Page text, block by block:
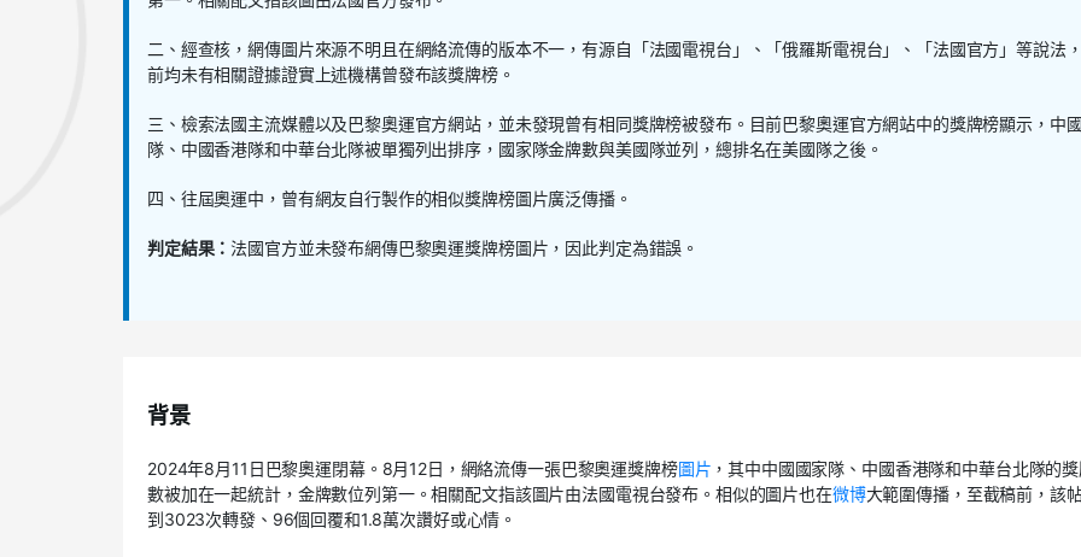
二、經查核，網傳圖片來源不明且在網絡流傳的版本不一，有源自「法國電視台」、「俄羅斯電視台」、「法國官方」等說法
前均未有相關證據證實上述機構曾發布該獎牌榜。
三、檢索法國主流媒體以及巴黎奧運官方網站，並未發現曾有相同獎牌榜被發布。目前巴黎奧運官方網站中的獎牌榜顯示，中
隊、中國香港隊和中華台北隊被單獨列出排序，國家隊金牌數與美國隊並列，總排名在美國隊之後。
四、往屆奧運中，曾有網友自行製作的相似獎牌榜圖片廣泛傳播。
判定結果： 法國官方並未發布網傳巴黎奧運獎牌榜圖片，因此判定為錯誤。
背景
2024年8月11 日巴黎奧運閉幕。 8月12日，網絡流傳一張巴黎奧運獎牌榜圖片 ，其中中國國家隊、中國香港隊和中華台北隊的
數被加在一起統計，金牌數位列第一。相關配文指該圖片由法國電視台發布。相似的圖片也在微博大範圍傳播，至截稿前，該
到3023次轉發、 96個回覆和1.8萬次讚好或心情。